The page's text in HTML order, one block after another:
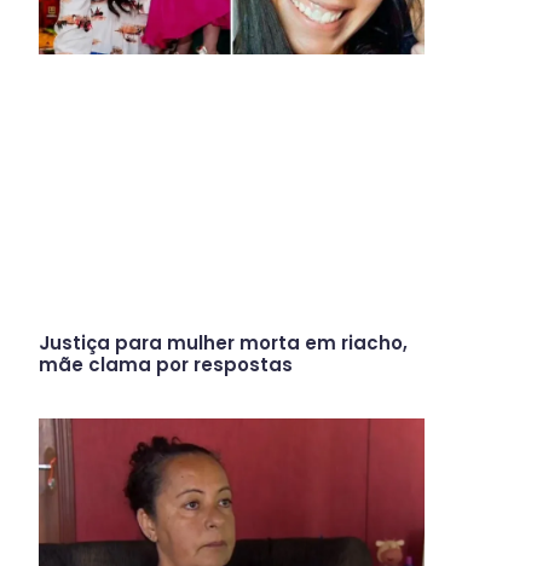
Justiça para mulher morta em riacho,
mãe clama por respostas